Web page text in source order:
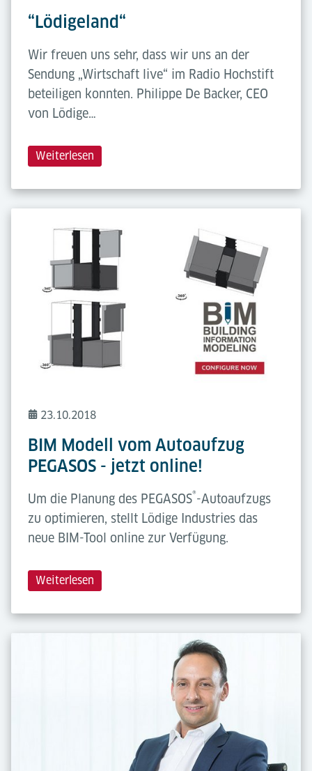
“Lödigeland“
Wir freuen uns sehr, dass wir uns an der
Sendung „Wirtschaft live“ im Radio Hochstift
beteiligen konnten. Philippe De Backer, CEO
von Lödige…
Weiterlesen
23.10.2018
BIM Modell vom Autoaufzug
PEGASOS - jetzt online!
Um die Planung des PEGASOS®-Autoaufzugs
zu optimieren, stellt Lödige Industries das
neue BIM-Tool online zur Verfügung.
Weiterlesen